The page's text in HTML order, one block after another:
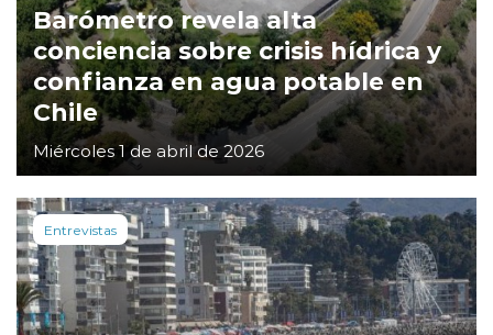
Barómetro revela alta
conciencia sobre crisis hídrica y
confianza en agua potable en
Chile
Miércoles 1 de abril de 2026
Entrevistas